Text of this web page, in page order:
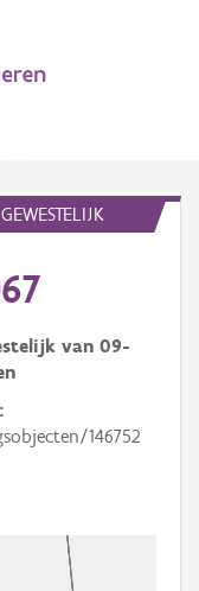
van 09-
146752